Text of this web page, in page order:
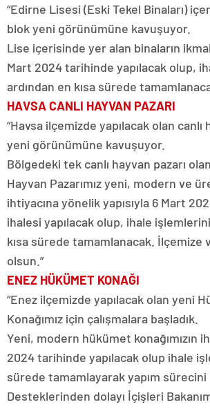
“Edirne Lisesi (Eski Tekel Binaları)
blok yeni görünümüne kavuşuyor.
Lise içerisinde yer alan binaların
Mart 2024 tarihinde yapılacak olup,
ardından en kısa sürede
HAVSA CANLI HAYVAN PAZARI
“Havsa ilçemizde yapılacak olan canlı
yeni görünümüne kavuşuyor.
Bölgedeki tek canlı hayvan pazarı
Hayvan Pazarımız yeni, modern ve
ihtiyacına yönelik yapısıyla 6 Mart
ihalesi yapılacak olup, ihale
kısa sürede tamamlanacak. İlçemize
olsun.”
ENEZ HÜKÜMET KONAĞI
“Enez ilçemizde yapılacak olan yeni
Konağımız için çalışmalara başladık.
Yeni, modern hükümet konağımızın
2024 tarihinde yapılacak olup ihale
sürede tamamlayarak yapım sürecini
Desteklerinden dolayı İçişleri